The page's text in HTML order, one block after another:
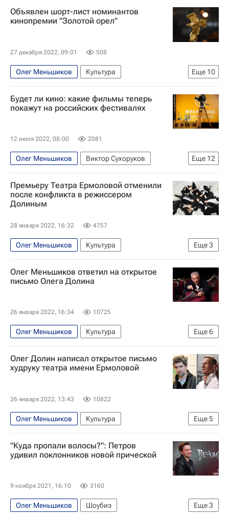
Объявлен шорт-лист номинантов
кинопремии "Золотой орел"
27 декабря 2022, 09:01 508
Еще 10
Олег Меньшиков
Культура
Новости культуры
Золотой Орел (премия)
что посмотреть
Петр Тодоровский
Россия
Евгений Стычкин
Анна Михалкова
Будет ли кино: какие фильмы теперь
покажут на российских фестивалях
12 июля 2022, 08:00 2081
Еще 12
Олег Меньшиков
Виктор Сухоруков
Павел Прилучный
Франция
Россия
Сочи
Роза Хутор
Санкт-Петербург
Пермь
Культура
Кинотавр Кино
Премьеру Театра Ермоловой отменили
после конфликта в режиссером
Долиным
28 января 2022, 16:32 4757
Еще3
Олег Меньшиков
Культура
Московский драматический театр имени М. Н. Ермоловой
Театры
Новости культуры
Олег Меньшиков ответил на открытое
письмо Олега Долина
26 января 2022, 16:34 10725
Еще6
Олег Меньшиков
Культура
Новости культуры
Театр
Александр Петров
Александра Бортич
Олег Долин написал открытое письмо
худруку театра имени Ермоловой
26 января 2022, 13:43 10822
Еще5
Олег Меньшиков
Культура
Новости культуры
Театр
Московский драматический театр имени М. Н. Ермоловой
"Куда пропали волосы?": Петров
удивил поклонников новой прической
9 ноября 2021, 16:10 3160
Еще3
Олег Меньшиков
Шоубиз